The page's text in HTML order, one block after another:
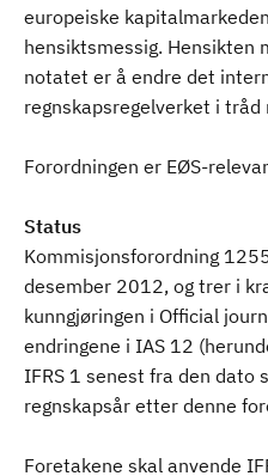
europeiske
hensiktsmessig. Hensikten
notatet er å endre det
regnskapsregelverket i
Forordningen er EØS-
Status
Kommisjonsforordning
desember 2012, og trer i
kunngjøringen i Official
endringene i IAS 12
IFRS 1 senest fra den dato
regnskapsår etter denne
Foretakene skal anvende